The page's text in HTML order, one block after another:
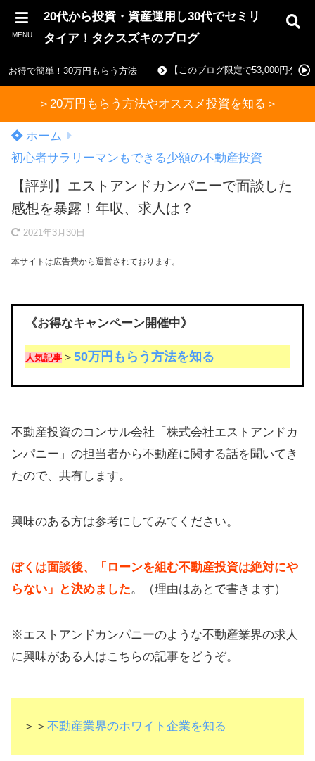
MENU
20代から投資・資産運用し30代でセミリ
タイア！タクスズキのブログ
お得で簡単！30万円もらう方法 【このブログ限定で53,000円ゲッ
＞20万円もらう方法やオススメ投資を知る＞
ホーム
初心者サラリーマンもできる少額の不動産投資
【評判】エストアンドカンパニーで面談した
感想を暴露！年収、求人は？
2021年3月30日
本サイトは広告費から運営されております。
《お得なキャンペーン開催中》
人気記事 ＞ 50万円もらう方法を知る
不動産投資のコンサル会社「株式会社エストアンドカ
ンパニー」の担当者から不動産に関する話を聞いてき
たので、共有します。
興味のある方は参考にしてみてください。
ぼくは面談後、「ローンを組む不動産投資は絶対にや
らない」と決めました。（理由はあとで書きます）
※エストアンドカンパニーのような不動産業界の求人
に興味がある人はこちらの記事をどうぞ。
＞＞ 不動産業界のホワイト企業を知る